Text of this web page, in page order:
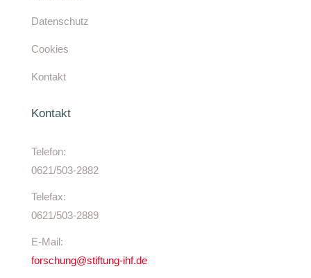
Datenschutz
Cookies
Kontakt
Kontakt
Telefon:
0621/503-2882
Telefax:
0621/503-2889
E-Mail:
forschung@stiftung-ihf.de